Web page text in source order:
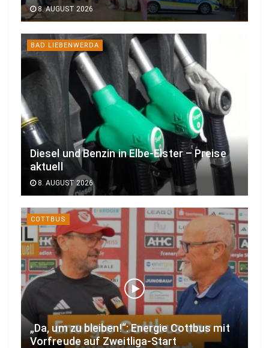
8. AUGUST 2026
BAD LIEBENWERDA
Diesel und Benzin in Elbe-Elster – Preise
aktuell
8. AUGUST 2026
COTTBUS
„Da, um zu bleiben!“: Energie Cottbus mit
Vorfreude auf Zweitliga-Start